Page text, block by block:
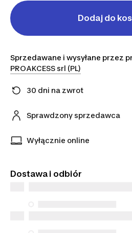
Dodaj do
Sprzedawane i wysyłane przez
PROAKCESS srl (PL)
30 dni na zwrot
bezpośrednio do
Sprawdzony sprzedawca
sprzedawcy. Gwarantujemy
Wyłącznie online
do wybranego punktu
Dostawa i odbiór